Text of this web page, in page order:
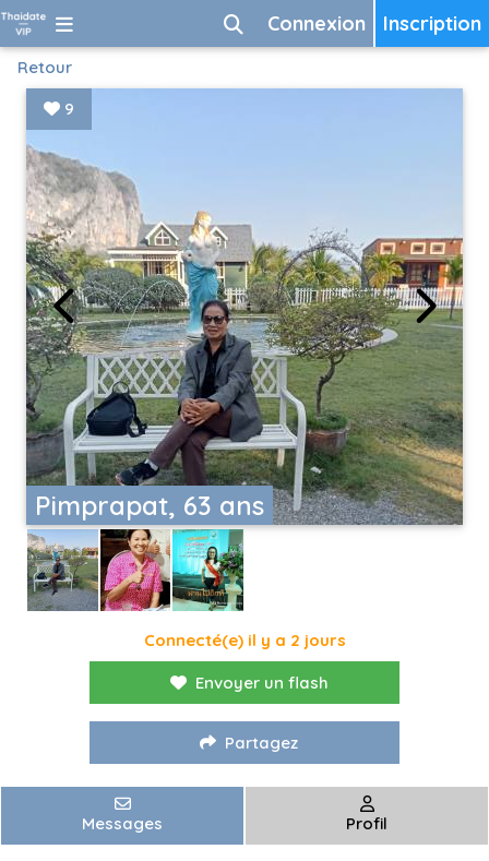
Inscription
Connexion
Retour
Pimprapat, 63 ans
9
Connecté(e) il y a 2 jours
Envoyer un flash
Partagez
Messages Profil